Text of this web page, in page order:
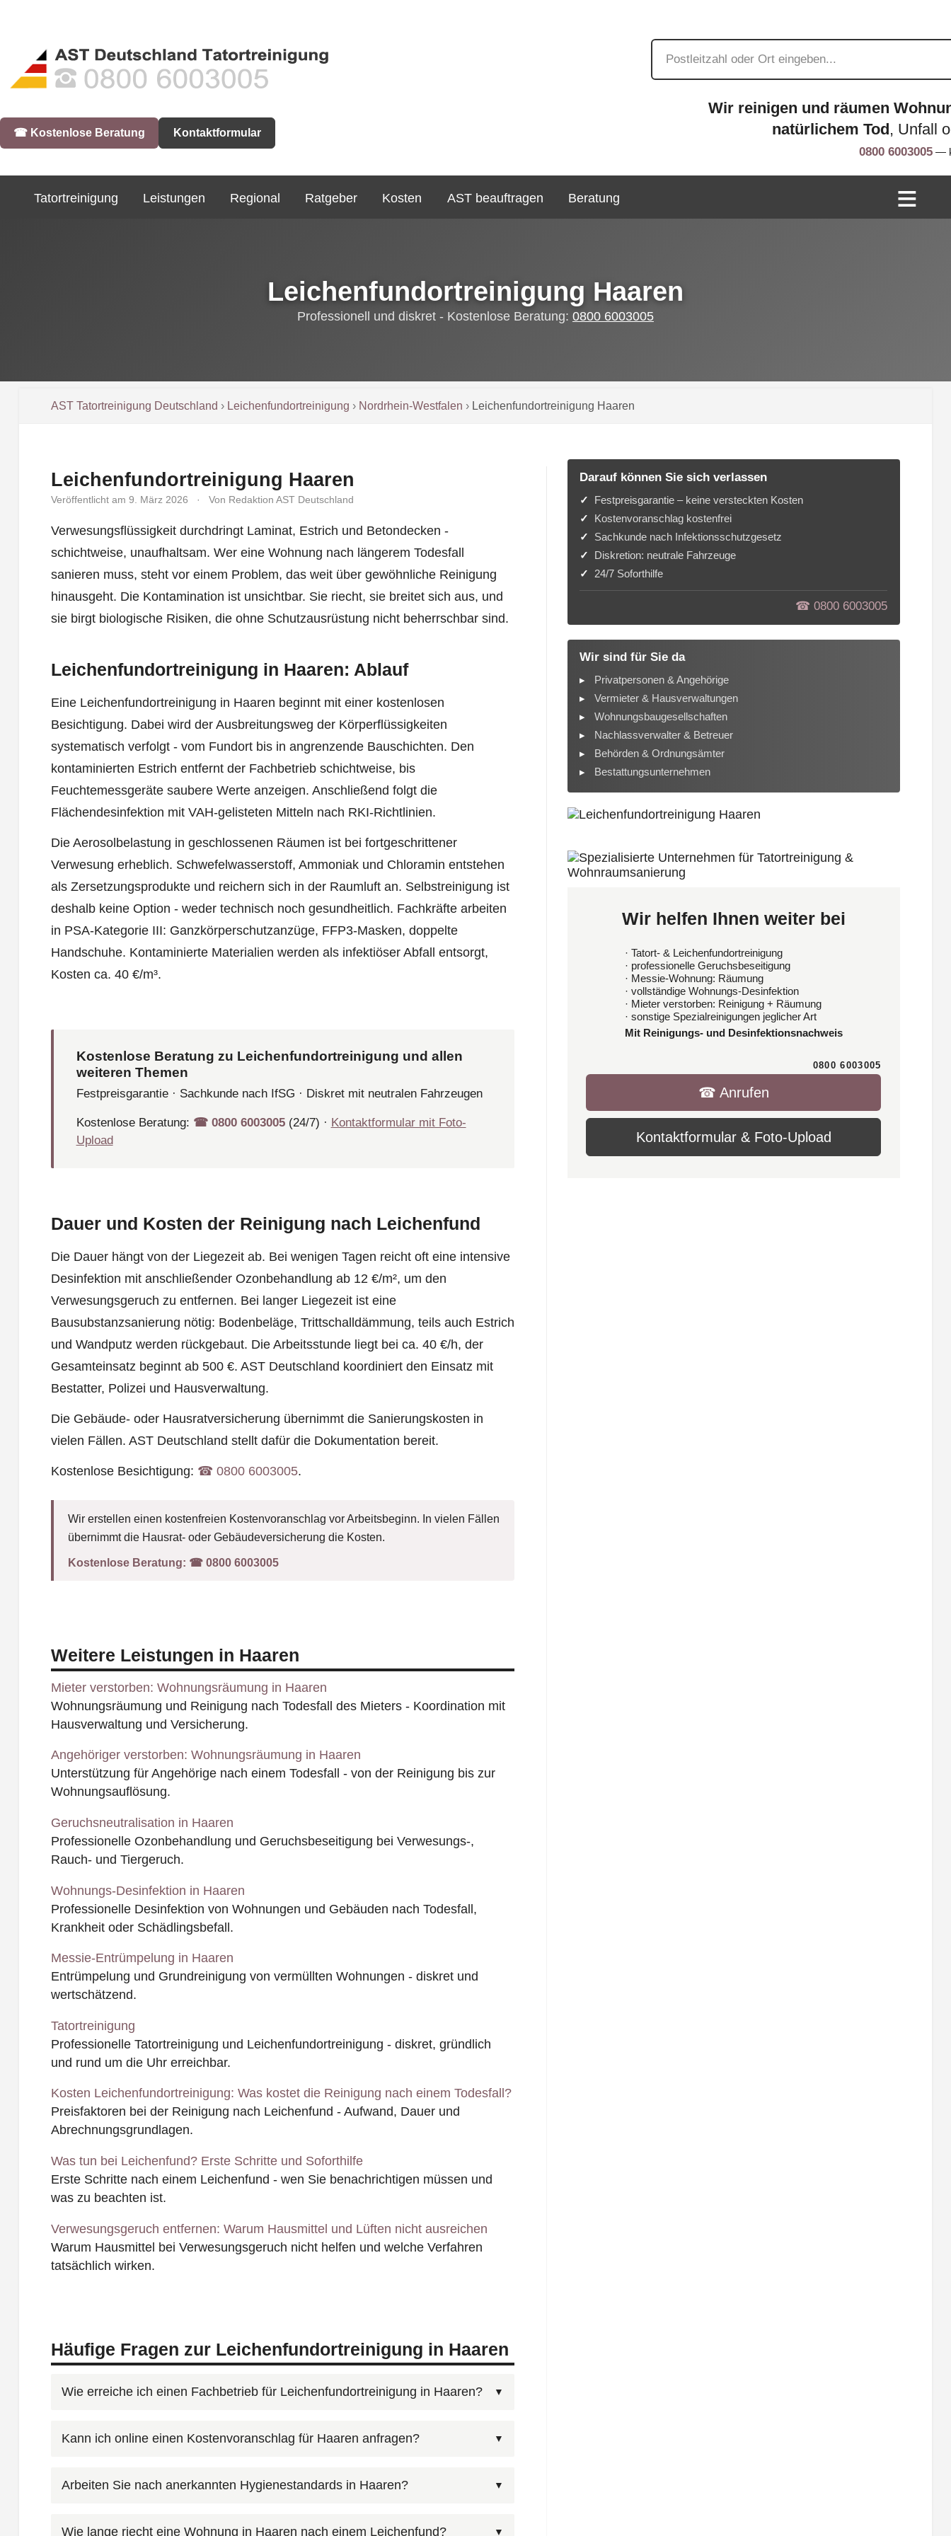
Wir reinigen und räumen
natürlichem Tod, Unfall
☎︎ Kostenlose Beratung Kontaktformular
0800 6003005 —
Tatortreinigung Leistungen Regional Ratgeber Kosten AST beauftragen Beratung
Leichenfundortreinigung Haaren
Professionell und diskret - Kostenlose Beratung: 0800 6003005
AST Tatortreinigung Deutschland › Leichenfundortreinigung › Nordrhein-Westfalen › Leichenfundortreinigung Haaren
Leichenfundortreinigung Haaren
Veröffentlicht am 9. März 2026 · Von Redaktion AST Deutschland
Verwesungsflüssigkeit durchdringt Laminat, Estrich und Betondecken -
schichtweise, unaufhaltsam. Wer eine Wohnung nach längerem Todesfall
sanieren muss, steht vor einem Problem, das weit über gewöhnliche Reinigung
hinausgeht. Die Kontamination ist unsichtbar. Sie riecht, sie breitet sich aus, und
sie birgt biologische Risiken, die ohne Schutzausrüstung nicht beherrschbar sind.
Leichenfundortreinigung in Haaren: Ablauf
Eine Leichenfundortreinigung in Haaren beginnt mit einer kostenlosen
Besichtigung. Dabei wird der Ausbreitungsweg der Körperflüssigkeiten
systematisch verfolgt - vom Fundort bis in angrenzende Bauschichten. Den
kontaminierten Estrich entfernt der Fachbetrieb schichtweise, bis
Feuchtemessgeräte saubere Werte anzeigen. Anschließend folgt die
Flächendesinfektion mit VAH-gelisteten Mitteln nach RKI-Richtlinien.
Die Aerosolbelastung in geschlossenen Räumen ist bei fortgeschrittener
Verwesung erheblich. Schwefelwasserstoff, Ammoniak und Chloramin entstehen
als Zersetzungsprodukte und reichern sich in der Raumluft an. Selbstreinigung ist
deshalb keine Option - weder technisch noch gesundheitlich. Fachkräfte arbeiten
in PSA-Kategorie III: Ganzkörperschutzanzüge, FFP3-Masken, doppelte
Handschuhe. Kontaminierte Materialien werden als infektiöser Abfall entsorgt,
Kosten ca. 40 €/m³.
Kostenlose Beratung zu Leichenfundortreinigung und allen
weiteren Themen
Festpreisgarantie · Sachkunde nach IfSG · Diskret mit neutralen Fahrzeugen
Kostenlose Beratung: ☎︎ 0800 6003005(24/7) · Kontaktformular mit Foto-
Upload
Dauer und Kosten der Reinigung nach Leichenfund
Die Dauer hängt von der Liegezeit ab. Bei wenigen Tagen reicht oft eine intensive
Desinfektion mit anschließender Ozonbehandlung ab 12 €/m², um den
Verwesungsgeruch zu entfernen. Bei langer Liegezeit ist eine
Bausubstanzsanierung nötig: Bodenbeläge, Trittschalldämmung, teils auch Estrich
und Wandputz werden rückgebaut. Die Arbeitsstunde liegt bei ca. 40 €/h, der
Gesamteinsatz beginnt ab 500 €. AST Deutschland koordiniert den Einsatz mit
Bestatter, Polizei und Hausverwaltung.
Die Gebäude- oder Hausratversicherung übernimmt die Sanierungskosten in
vielen Fällen. AST Deutschland stellt dafür die Dokumentation bereit.
Kostenlose Besichtigung: ☎︎ 0800 6003005.
Wir erstellen einen kostenfreien Kostenvoranschlag vor Arbeitsbeginn. In vielen Fällen
übernimmt die Hausrat- oder Gebäudeversicherung die Kosten.
Kostenlose Beratung: ☎︎ 0800 6003005
Weitere Leistungen in Haaren
Mieter verstorben: Wohnungsräumung in Haaren
Wohnungsräumung und Reinigung nach Todesfall des Mieters - Koordination mit
Hausverwaltung und Versicherung.
Angehöriger verstorben: Wohnungsräumung in Haaren
Unterstützung für Angehörige nach einem Todesfall - von der Reinigung bis zur
Wohnungsauflösung.
Geruchsneutralisation in Haaren
Professionelle Ozonbehandlung und Geruchsbeseitigung bei Verwesungs-,
Rauch- und Tiergeruch.
Wohnungs-Desinfektion in Haaren
Professionelle Desinfektion von Wohnungen und Gebäuden nach Todesfall,
Krankheit oder Schädlingsbefall.
Messie-Entrümpelung in Haaren
Entrümpelung und Grundreinigung von vermüllten Wohnungen - diskret und
wertschätzend.
Tatortreinigung
Professionelle Tatortreinigung und Leichenfundortreinigung - diskret, gründlich
und rund um die Uhr erreichbar.
Kosten Leichenfundortreinigung: Was kostet die Reinigung nach einem Todesfall?
Preisfaktoren bei der Reinigung nach Leichenfund - Aufwand, Dauer und
Abrechnungsgrundlagen.
Was tun bei Leichenfund? Erste Schritte und Soforthilfe
Erste Schritte nach einem Leichenfund - wen Sie benachrichtigen müssen und
was zu beachten ist.
Verwesungsgeruch entfernen: Warum Hausmittel und Lüften nicht ausreichen
Warum Hausmittel bei Verwesungsgeruch nicht helfen und welche Verfahren
tatsächlich wirken.
Häufige Fragen zur Leichenfundortreinigung in Haaren
Wie erreiche ich einen Fachbetrieb für Leichenfundortreinigung in Haaren?
Kontaktieren Sie AST Deutschland unter 0800 6003005— kostenfrei und
Kostenvoranschlag für die Leichenfundortreinigung in Haaren. Alternativ:
Kann ich online einen Kostenvoranschlag für Haaren anfragen?
Ja, über unserKontaktformular können Sie Fotos hochladen. Bilder der
und Ihnen schneller einen realistischen Kostenvoranschlag zu erstellen.
Arbeiten Sie nach anerkannten Hygienestandards in Haaren?
Die Sachkunde nach IfSG ist eine spezielle Qualifikation für den Umgang mit
Wie lange riecht eine Wohnung in Haaren nach einem Leichenfund?
Darauf können Sie sich verlassen
Festpreisgarantie – keine versteckten Kosten
Kostenvoranschlag kostenfrei
Sachkunde nach Infektionsschutzgesetz
Diskretion: neutrale Fahrzeuge
24/7 Soforthilfe
☎︎ 0800 6003005
Wir sind für Sie da
Privatpersonen & Angehörige
Vermieter & Hausverwaltungen
Wohnungsbaugesellschaften
Nachlassverwalter & Betreuer
Behörden & Ordnungsämter
Bestattungsunternehmen
Wir helfen Ihnen weiter bei
· Tatort- & Leichenfundortreinigung
· professionelle Geruchsbeseitigung
· Messie-Wohnung: Räumung
· vollständige Wohnungs-Desinfektion
· Mieter verstorben: Reinigung + Räumung
· sonstige Spezialreinigungen jeglicher Art
Mit Reinigungs- und Desinfektionsnachweis
0800 6003005
☎︎ Anrufen
Kontaktformular & Foto-Upload